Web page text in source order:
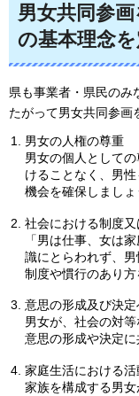
男女共同参
の基本理念を
県も事業者・県民のみ
たがって男女共同参画
男女の人権の尊重
男女の個人として
けることなく、男
機会を確保しましょ
社会における制度
「男は仕事、女は
識にとらわれず、
制度や慣行のあり方
意思の形成及び決
男女が、社会の対
意思の形成や決定に
家庭生活における
家族を構成する男